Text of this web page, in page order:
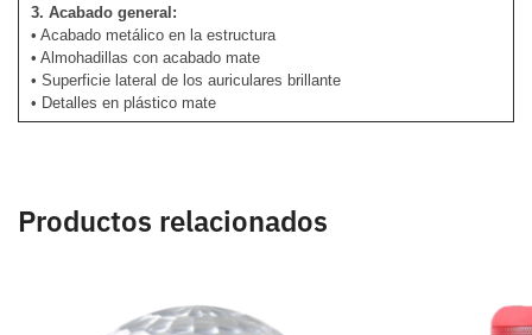
3. Acabado general:
• Acabado metálico en la estructura
• Almohadillas con acabado mate
• Superficie lateral de los auriculares brillante
• Detalles en plástico mate
Productos relacionados